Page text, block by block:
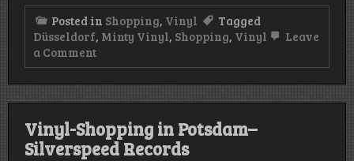
Posted in Shopping, Vinyl
Tagged
Düsseldorf, Minty Vinyl, Shopping, Vinyl
Leave
a Commenton
Vinyl-
Düsseldorf
Minty
Vinyl
Vinyl-Shopping in Potsdam–
Silverspeed Records